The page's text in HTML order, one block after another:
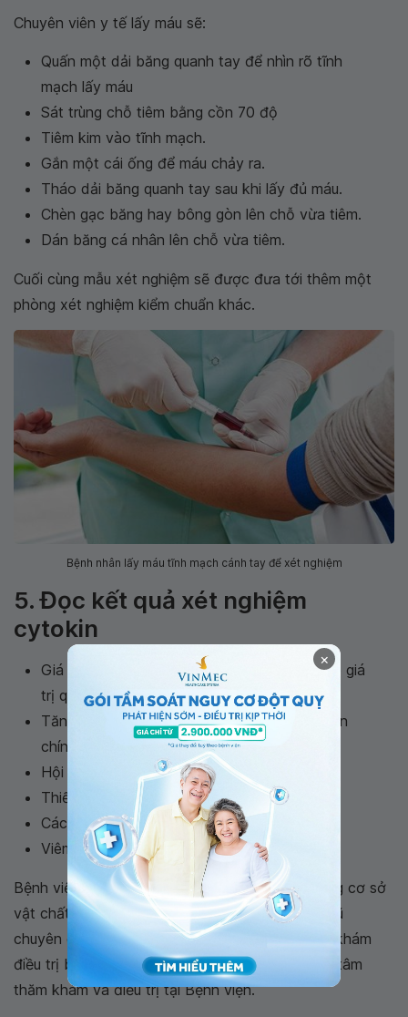
Chuyên viên y tế lấy máu sẽ:
Quấn một dải băng quanh tay để nhìn rõ tĩnh
mạch lấy máu
Sát trùng chỗ tiêm bằng cồn 70 độ
Tiêm kim vào tĩnh mạch.
Gắn một cái ống để máu chảy ra.
Tháo dải băng quanh tay sau khi lấy đủ máu.
Chèn gạc băng hay bông gòn lên chỗ vừa tiêm.
Dán băng cá nhân lên chỗ vừa tiêm.
Cuối cùng mẫu xét nghiệm sẽ được đưa tới thêm một
phòng xét nghiệm kiểm chuẩn khác.
Bệnh nhân lấy máu tĩnh mạch cánh tay để xét nghiệm
5. Đọc kết quả xét nghiệm
cytokin
Giá trị bình thường: Giá trị này thay đổi theo giá
trị quy chiếu của từng phòng xét nghiệm
Tăng nồng độ cytokin máu: Các nguyên nhân
chính thường gặp là:
Hội chứng suy giảm miễn dịch mắc phải
Thiếu hụt miễn dịch
Các bệnh lý ác tính
Viêm khớp dạng thấp
Bệnh viện Đa khoa Quốc tế Vinmec với hệ thống cơ sở
vật chất, trang thiết bị y tế hiện đại cùng đội ngũ
chuyên gia, bác sĩ nhiều năm kinh nghiệm trong khám
điều trị bệnh, người bệnh hoàn toàn có thể yên tâm
thăm khám và điều trị tại Bệnh viện.
×